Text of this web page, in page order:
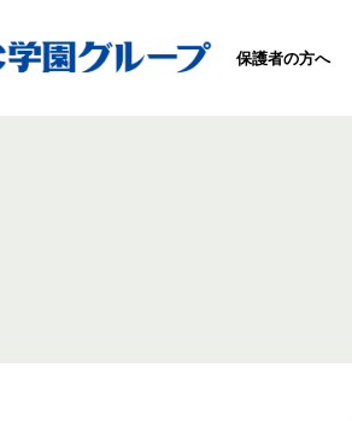
保護者の方へ